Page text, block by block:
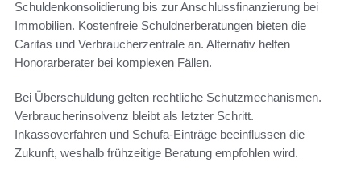
Schuldenkonsolidierung bis zur Anschlussfinanzierung bei
Immobilien. Kostenfreie Schuldnerberatungen bieten die
Caritas und Verbraucherzentrale an. Alternativ helfen
Honorarberater bei komplexen Fällen.
Bei Überschuldung gelten rechtliche Schutzmechanismen.
Verbraucherinsolvenz bleibt als letzter Schritt.
Inkassoverfahren und Schufa-Einträge beeinflussen die
Zukunft, weshalb frühzeitige Beratung empfohlen wird.